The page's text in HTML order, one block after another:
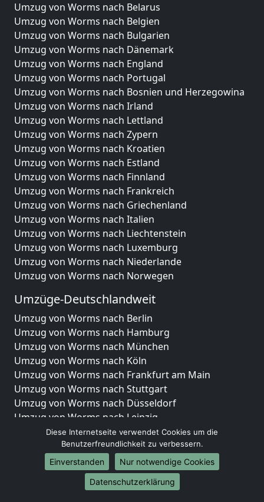
Umzug von Worms nach Belarus
Umzug von Worms nach Belgien
Umzug von Worms nach Bulgarien
Umzug von Worms nach Dänemark
Umzug von Worms nach England
Umzug von Worms nach Portugal
Umzug von Worms nach Bosnien und Herzegowina
Umzug von Worms nach Irland
Umzug von Worms nach Lettland
Umzug von Worms nach Zypern
Umzug von Worms nach Kroatien
Umzug von Worms nach Estland
Umzug von Worms nach Finnland
Umzug von Worms nach Frankreich
Umzug von Worms nach Griechenland
Umzug von Worms nach Italien
Umzug von Worms nach Liechtenstein
Umzug von Worms nach Luxemburg
Umzug von Worms nach Niederlande
Umzug von Worms nach Norwegen
Umzüge-Deutschlandweit
Umzug von Worms nach Berlin
Umzug von Worms nach Hamburg
Umzug von Worms nach München
Umzug von Worms nach Köln
Umzug von Worms nach Frankfurt am Main
Umzug von Worms nach Stuttgart
Umzug von Worms nach Düsseldorf
Umzug von Worms nach Leipzig
Umzug von Worms nach Dortmund
Umzug von Worms nach Essen
Umzug von Worms nach Bremen
Umzug von Worms nach Dresden
Umzug von Worms nach Hannover
Diese Internetseite verwendet Cookies um die
Benutzerfreundlichkeit zu verbessern.
Einverstanden
Nur notwendige Cookies
Datenschutzerklärung